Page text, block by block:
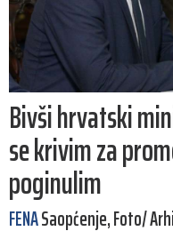
Bivši hrvatski
se krivim za
poginulim
FENASaopćenje, Foto/